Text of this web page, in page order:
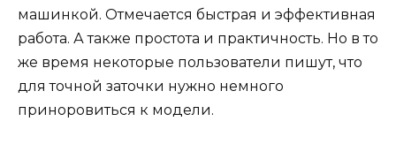
машинкой. Отмечается быстрая и эффективная
работа. А также простота и практичность. Но в то
же время некоторые пользователи пишут, что
для точной заточки нужно немного
приноровиться к модели.